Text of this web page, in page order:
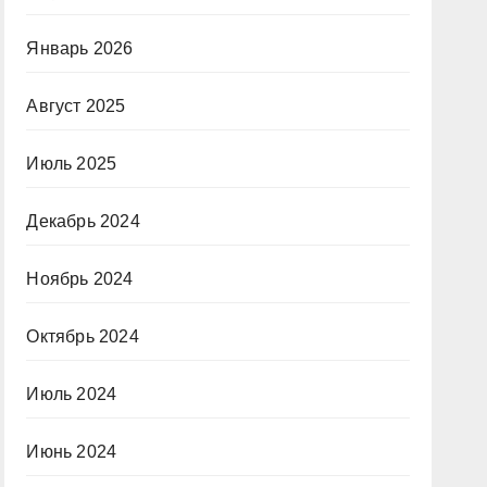
Январь 2026
Август 2025
Июль 2025
Декабрь 2024
Ноябрь 2024
Октябрь 2024
Июль 2024
Июнь 2024